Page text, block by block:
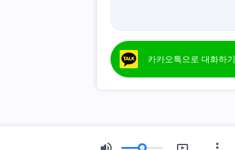
카카오톡으로 대화하기